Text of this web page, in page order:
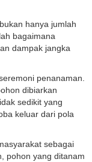
hanya jumlah
bagaimana
dampak jangka
penanaman.
dibiarkan
sedikit yang
keluar dari pola
sebagai
pohon yang ditanam